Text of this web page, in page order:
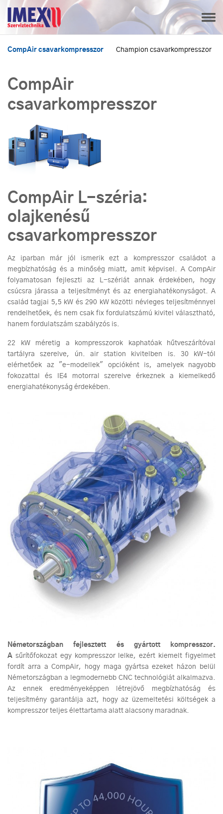
CompAir csavarkompresszor Champion csavarkompresszor
CompAir
csavarkompresszor
CompAir L-széria:
olajkenésű
csavarkompresszor
Az iparban már jól ismerik ezt a kompresszor családot a
megbízhatóság és a minőség miatt, amit képvisel. A CompAir
folyamatosan fejleszti az L-szériát annak érdekében, hogy
csúcsra járassa a teljesítményt és az energiahatékonyságot. A
család tagjai 5,5 kW és 290 kW közötti névleges teljesítménnyel
rendelhetőek, és nem csak fix fordulatszámú kivitel választható,
hanem fordulatszám szabályzós is.
22 kW méretig a kompresszorok kaphatóak hűtveszárítóval
tartályra szerelve, ún. air station kivitelben is. 30 kW-tól
elérhetőek az "e-modellek" opcióként is, amelyek nagyobb
fokozattal és IE4 motorral szerelve érkeznek a kiemelkedő
energiahatékonyság érdekében.
Németországban fejlesztett és gyártott kompresszor.
A sűrítőfokozat egy kompresszor lelke, ezért kiemelt figyelmet
fordít arra a CompAir, hogy maga gyártsa ezeket házon belül
Németországban a legmodernebb CNC technológiát alkalmazva.
Az ennek eredményeképpen létrejövő megbízhatóság és
teljesítmény garantálja azt, hogy az üzemeltetési költségek a
kompresszor teljes élettartama alatt alacsony maradnak.